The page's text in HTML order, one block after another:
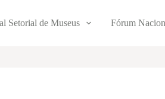
Setorial de Museus Fórum